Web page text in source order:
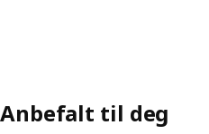
Anbefalt til deg